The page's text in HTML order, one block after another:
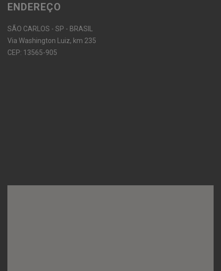
ENDEREÇO
SÃO CARLOS - SP - BRASIL
Via Washington Luiz, km 235
CEP: 13565-905